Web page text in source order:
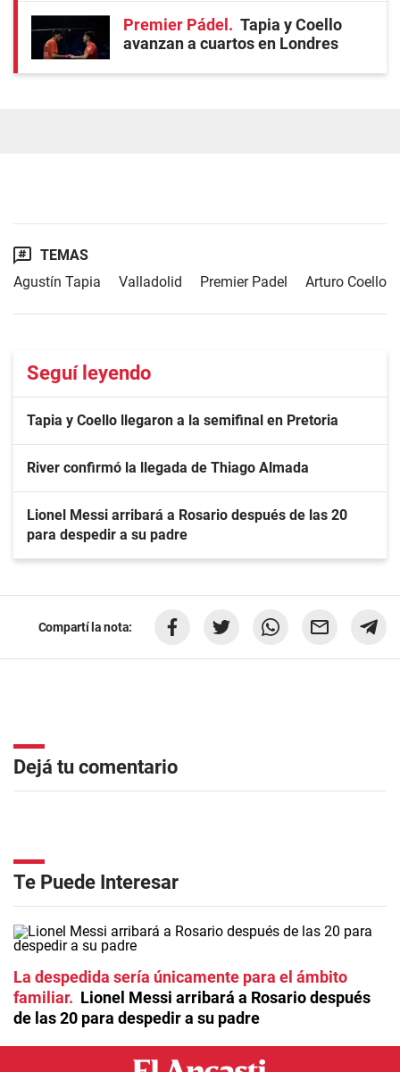
Premier Pádel
Tapia y Coello
avanzan a cuartos en Londres
TEMAS
Agustín Tapia
Valladolid Premier Padel Arturo Coello
Seguí leyendo
Tapia y Coello llegaron a la semifinal en Pretoria
River confirmó la llegada de Thiago Almada
Lionel Messi arribará a Rosario después de las 20
para despedir a su padre
Compartí la nota:
Dejá tu comentario
Te Puede Interesar
La despedida sería únicamente para el ámbito
familiar
Lionel Messi arribará a Rosario después
de las 20 para despedir a su padre